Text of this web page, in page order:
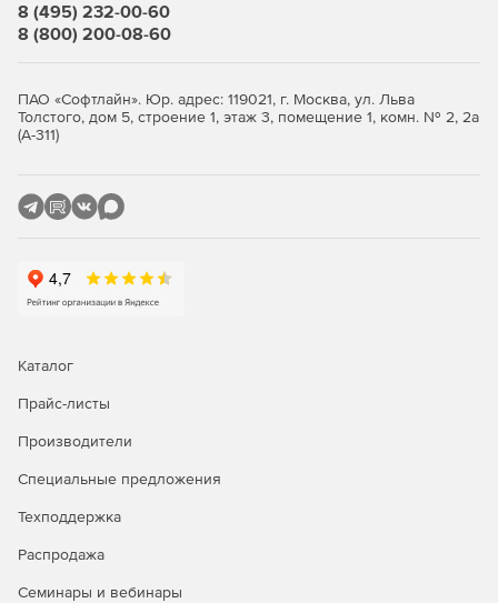
8 (495) 232-00-60
8 (800) 200-08-60
ПАО «Софтлайн». Юр. адрес: 119021, г. Москва, ул. Льва
Толстого, дом 5, строение 1, этаж 3, помещение 1, комн. № 2, 2а
(А-311)
Каталог
Прайс-листы
Производители
Специальные предложения
Техподдержка
Распродажа
Семинары и вебинары